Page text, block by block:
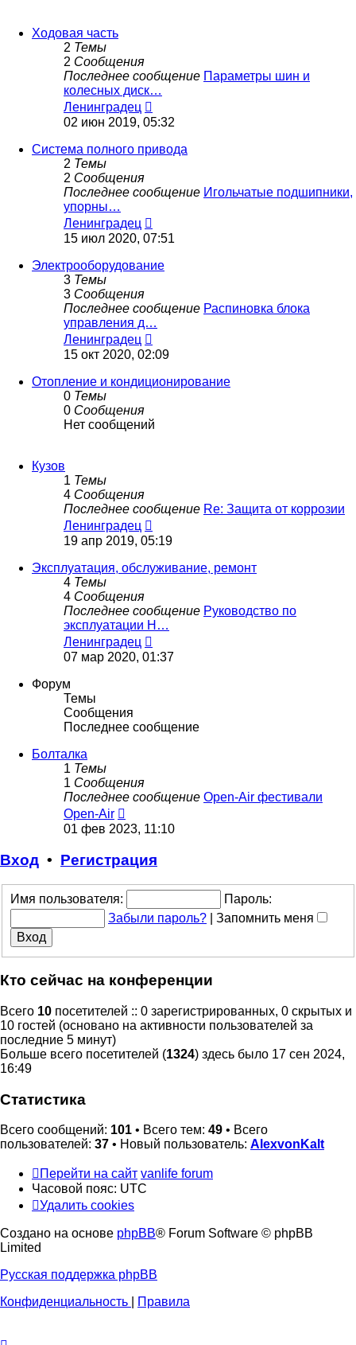
Ходовая часть
2 Темы
2 Сообщения
Последнее сообщение Параметры шин и
колесных диск…
Ленинградец
к
сообщению
02 июн 2019, 05:32
Система полного привода
2 Темы
2 Сообщения
Последнее сообщение Игольчатые подшипники,
упорны…
Ленинградец
к
сообщению
15 июл 2020, 07:51
Электрооборудование
3 Темы
3 Сообщения
Последнее сообщение Распиновка блока
управления д…
Ленинградец
к
сообщению
15 окт 2020, 02:09
Отопление и кондиционирование
0 Темы
0 Сообщения
Нет сообщений
Кузов
1 Темы
4 Сообщения
Последнее сообщение Re: Защита от коррозии
Ленинградец
к
сообщению
19 апр 2019, 05:19
Эксплуатация, обслуживание, ремонт
4 Темы
4 Сообщения
Последнее сообщение Руководство по
эксплуатации H…
Ленинградец
к
07 мар 2020, 01:37
Форум
Темы
Сообщения
Последнее сообщение
Болталка
1 Темы
1 Сообщения
Последнее сообщение Open-Air фестивали
Open-Air
к
сообщению
01 фев 2023, 11:10
Вход • Регистрация
Имя пользователя:
Пароль:
Забыли пароль?
Запомнить меня
Кто сейчас на конференции
Всего 10 посетителей :: 0 зарегистрированных, 0 скрытых и
10 гостей (основано на активности пользователей за
последние 5 минут)
Больше всего посетителей (1324) здесь было 17 сен 2024,
16:49
Статистика
Всего сообщений: 101 • Всего тем: 49 • Всего
пользователей: 37 • Новый пользователь: AlexvonKalt
Перейти на сайт vanlife forum
Часовой пояс: UTC
Удалить cookies
Создано на основе phpBB® Forum Software © phpBB
Limited
Русская поддержка phpBB
Конфиденциальность
Правила